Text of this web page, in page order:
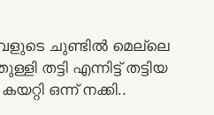
ചുണ്ടിൽ മെല്ലെ
തട്ടി എന്നിട്ട് തട്ടിയ
ഒന്ന് നക്കി..